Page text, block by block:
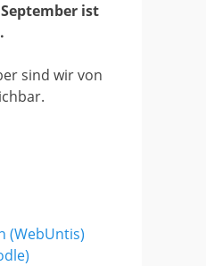
ist
sind wir von
(WebUntis)